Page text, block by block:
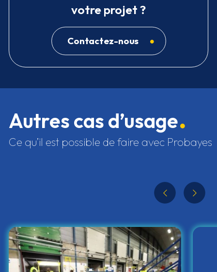
votre projet ?
Contactez-nous
Autres cas d’usage
Ce qu’il est possible de faire avec Probayes